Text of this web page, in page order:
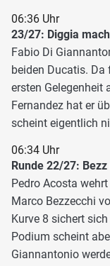
06:36 Uhr
23/27: Diggia
Fabio Di
beiden Ducatis.
ersten Gelegenheit
Fernandez hat er
scheint eigentlich
06:34 Uhr
Runde 22/27:
Pedro Acosta
Marco Bezzecchi
Kurve 8 sichert
Podium scheint
Giannantonio